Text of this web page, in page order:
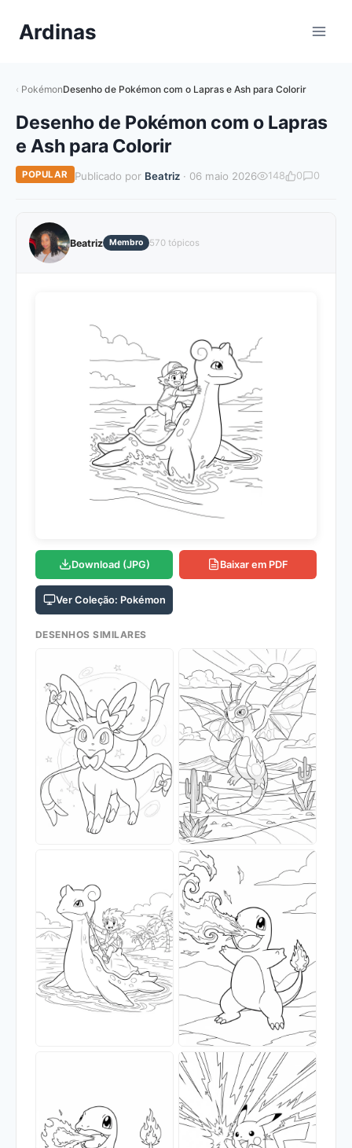
paraArdinas
PokémonDesenho de Pokémon com o Lapras e Ash para Colorir
Desenho de Pokémon com o Lapras
e Ash para Colorir
POPULAR Publicado por Beatriz· 06 maio 2026 148 0 0
Beatriz Membro 570 tópicos
Download (JPG) Baixar em PDF
Ver Coleção: Pokémon
DESENHOS SIMILARES